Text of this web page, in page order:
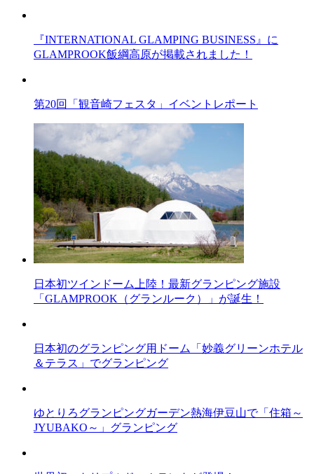
『INTERNATIONAL GLAMPING BUSINESS』に
GLAMPROOK飯綱高原が掲載されました！
第20回「観音崎フェスタ」イベントレポート
日本初ツインドーム上陸！最新グランピング施設
「GLAMPROOK（グランルーク）」が誕生！
日本初のグランピング用ドーム「妙義グリーンホテル
＆テラス」でグランピング
ゆとりろグランピングガーデン熱海伊豆山で「住箱～
JYUBAKO～」グランピング